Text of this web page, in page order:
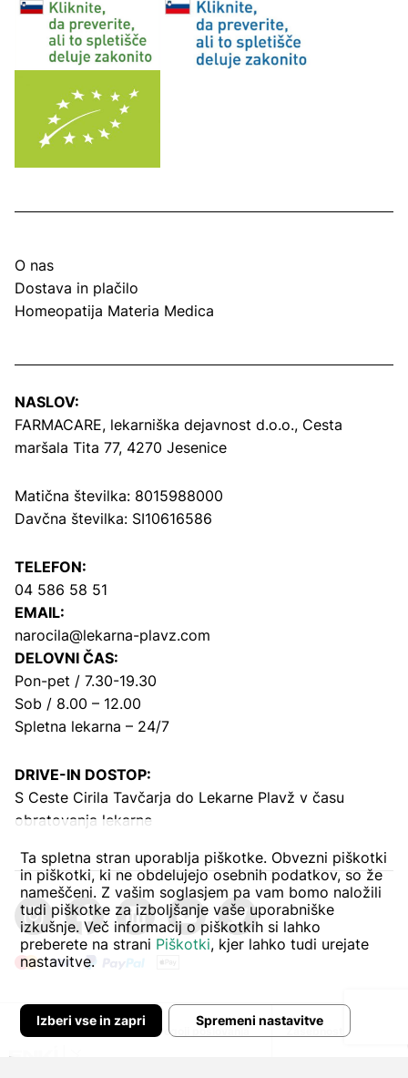
O nas
Dostava in plačilo
Homeopatija Materia Medica
NASLOV:
FARMACARE, lekarniška dejavnost d.o.o., Cesta
maršala Tita 77, 4270 Jesenice
Matična številka: 8015988000
Davčna številka: SI10616586
TELEFON:
04 586 58 51
EMAIL:
narocila@lekarna-plavz.com
DELOVNI ČAS:
Pon-pet / 7.30-19.30
Sob / 8.00 – 12.00
Spletna lekarna – 24/7
DRIVE-IN DOSTOP:
S Ceste Cirila Tavčarja do Lekarne Plavž v času
obratovanja lekarne
Avtor: Pogoji poslovanja Zasebnost in piškoti
Ta spletna stran uporablja piškotke. Obvezni piškotki
in piškotki, ki ne obdelujejo osebnih podatkov, so že
nameščeni. Z vašim soglasjem pa vam bomo naložili
tudi piškotke za izboljšanje vaše uporabniške
izkušnje. Več informacij o piškotkih si lahko
preberete na strani Piškotki, kjer lahko tudi urejate
nastavitve.
Spremeni nastavitve
Izberi vse in zapri